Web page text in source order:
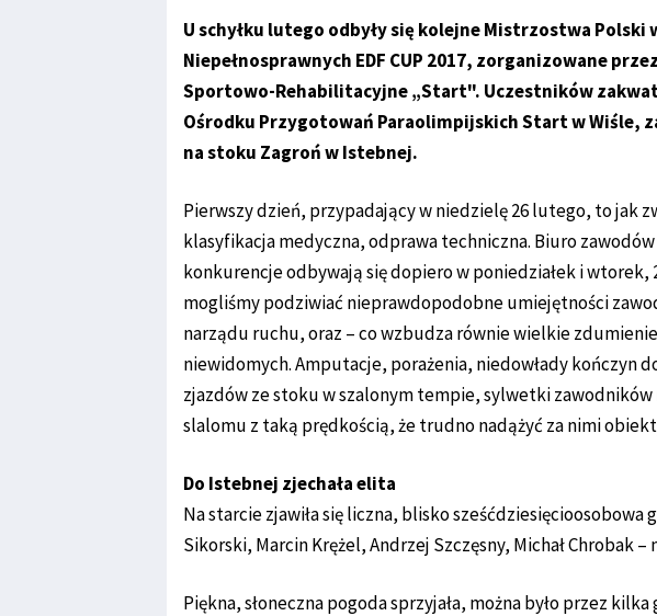
U schyłku lutego odbyły się kolejne Mistrzostwa
Niepełnosprawnych EDF CUP 2017, zorganizowane
Sportowo-Rehabilitacyjne „Start". Uczestników
Ośrodku Przygotowań Paraolimpijskich Start w Wiśle,
na stoku Zagroń w Istebnej.
Pierwszy dzień, przypadający w niedzielę 26 lutego, to jak
klasyfikacja medyczna, odprawa techniczna. Biuro
konkurencje odbywają się dopiero w poniedziałek i wtorek,
mogliśmy podziwiać nieprawdopodobne umiejętności
narządu ruchu, oraz – co wzbudza równie wielkie
niewidomych. Amputacje, porażenia, niedowłady kończyn
zjazdów ze stoku w szalonym tempie, sylwetki zawodników
slalomu z taką prędkością, że trudno nadążyć za nimi
Do Istebnej zjechała elita
Na starcie zjawiła się liczna, blisko
Sikorski, Marcin Krężel, Andrzej Szczęsny, Michał Chrobak
Piękna, słoneczna pogoda sprzyjała, można było przez